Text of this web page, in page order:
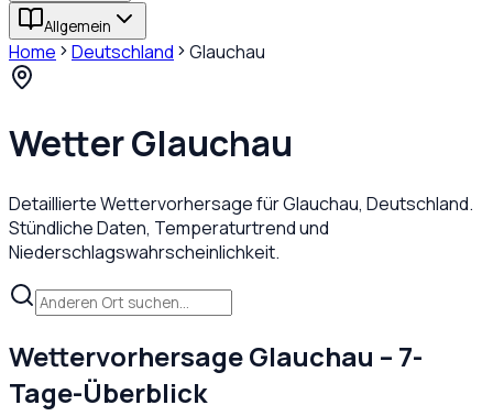
Allgemein
Home Deutschland Glauchau
WetterGlauchau
Detaillierte Wettervorhersage fürGlauchau, Deutschland.
Stündliche Daten, Temperaturtrend und
Niederschlagswahrscheinlichkeit.
WettervorhersageGlauchau – 7-
Tage-Überblick